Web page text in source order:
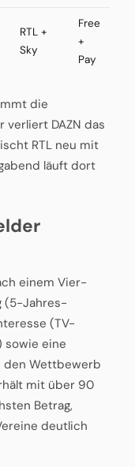
RTL +
Sky
Free
+
Pay
die
verliert DAZN das
RTL neu mit
läuft dort
einem Vier-
(5-Jahres-
(TV-
sowie eine
den Wettbewerb
mit über 90
Betrag,
deutlich